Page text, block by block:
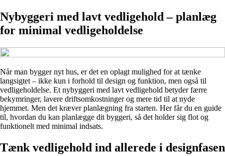
Nybyggeri med lavt vedligehold – planlæg
for minimal vedligeholdelse
Når man bygger nyt hus, er det en oplagt mulighed for at tænke
langsigtet – ikke kun i forhold til design og funktion, men også til
vedligeholdelse. Et nybyggeri med lavt vedligehold betyder færre
bekymringer, lavere driftsomkostninger og mere tid til at nyde
hjemmet. Men det kræver planlægning fra starten. Her får du en guide
til, hvordan du kan planlægge dit byggeri, så det holder sig flot og
funktionelt med minimal indsats.
Tænk vedligehold ind allerede i designfasen